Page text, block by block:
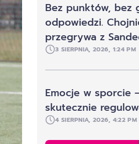
Bez punktów, bez
odpowiedzi.
przegrywa z
3 SIERPNIA, 2026, 1:24 PM
Emocje w sporcie
skutecznie
4 SIERPNIA, 2026, 4:22 PM